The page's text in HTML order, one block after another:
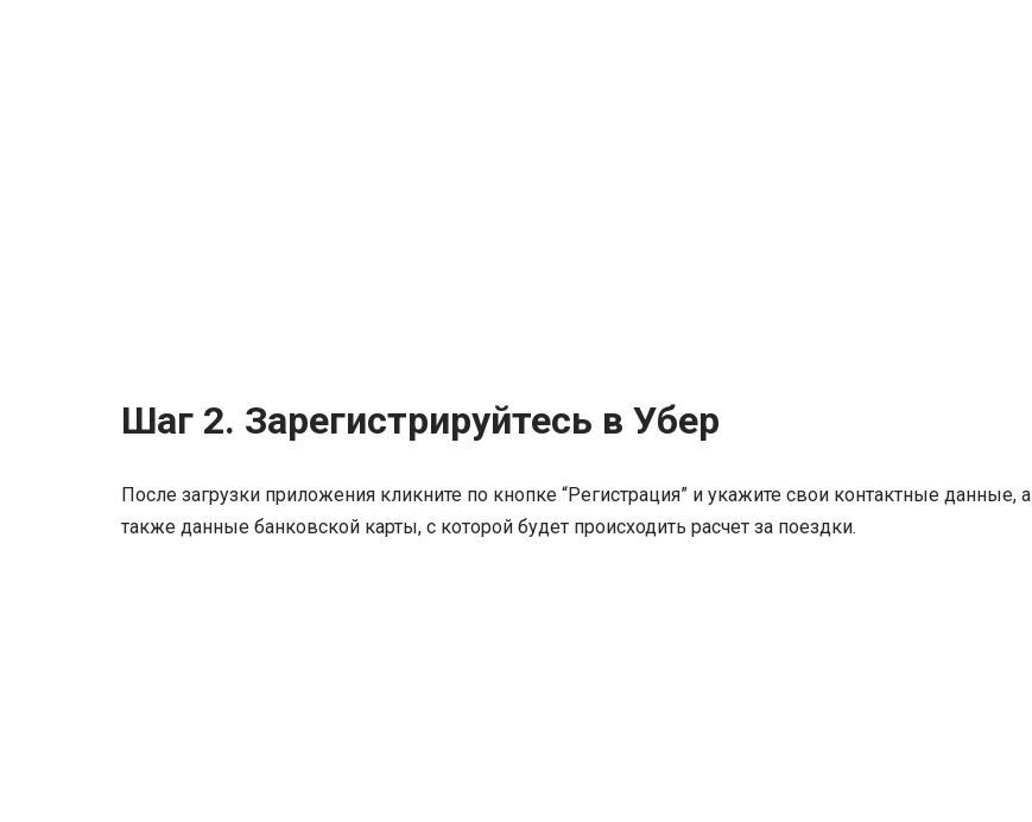
Шаг 2. Зарегистрируйтесь в Убер
После загрузки приложения кликните по кнопке “Регистрация” и укажите свои контактные данные, а
также данные банковской карты, с которой будет происходить расчет за поездки.